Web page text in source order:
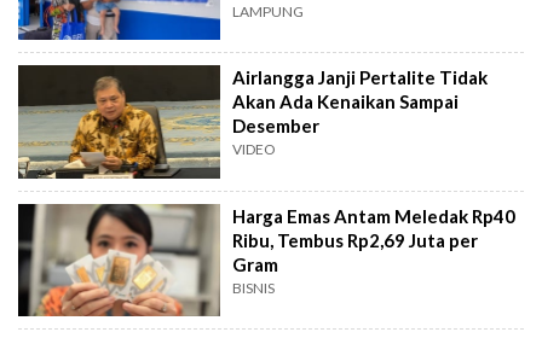
LAMPUNG
Airlangga Janji Pertalite Tidak
Akan Ada Kenaikan Sampai
Desember
VIDEO
Harga Emas Antam Meledak Rp40
Ribu, Tembus Rp2,69 Juta per
Gram
BISNIS